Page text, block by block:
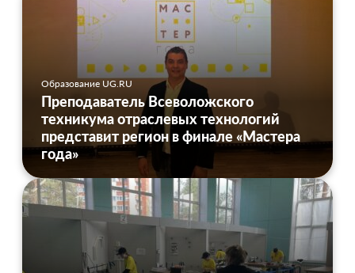
Образование UG.RU
Преподаватель Всеволожского
техникума отраслевых технологий
представит регион в финале «Мастера
года»